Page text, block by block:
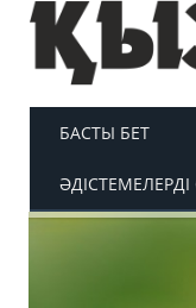
БАСТЫ БЕТ